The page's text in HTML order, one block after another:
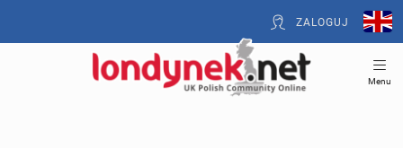
ZALOGUJ
Menu